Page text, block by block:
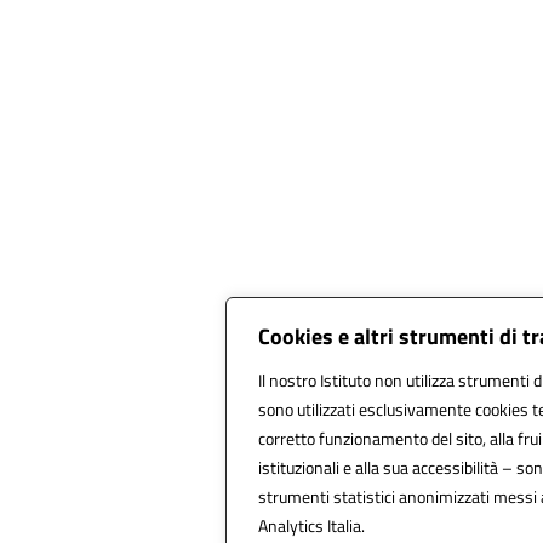
Cookies e altri strumenti di
Il nostro Istituto non utilizza strumenti
sono utilizzati esclusivamente cookies
corretto funzionamento del sito, alla
istituzionali e alla sua accessibilità –
strumenti statistici anonimizzati messi
Analytics Italia.